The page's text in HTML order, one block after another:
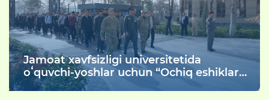
Jamoat xavfsizligi universitetida
oʻquvchi-yoshlar uchun “Ochiq eshiklar
kuni” tadbiri o‘tkazildi.